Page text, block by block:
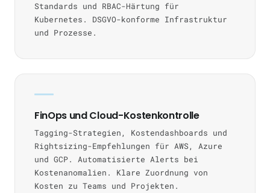
Standards und RBAC-Härtung für
Kubernetes. DSGVO-konforme Infrastruktur
und Prozesse.
FinOps und Cloud-Kostenkontrolle
Tagging-Strategien, Kostendashboards und
Rightsizing-Empfehlungen für AWS, Azure
und GCP. Automatisierte Alerts bei
Kostenanomalien. Klare Zuordnung von
Kosten zu Teams und Projekten.